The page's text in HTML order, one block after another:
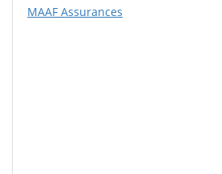
MAAF Assurances